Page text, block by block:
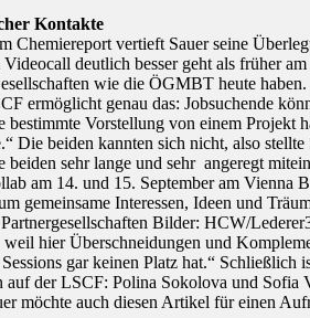
Kontakte
Chemiereport vertieft Sauer seine
deutlich besser geht als früher
wie die ÖGMBT heute
ermöglicht genau das: Jobsuchende
bestimmte Vorstellung von einem Projekt
Die beiden kannten sich nicht, also
beiden sehr lange und sehr angeregt
am 14. und 15. September am Vienna
gemeinsame Interessen, Ideen und
Bilder: HCW/
hier Überschneidungen und
gar keinen Platz hat.“
auf der LSCF: Polina Sokolova und Sofia
möchte auch diesen Artikel für einen